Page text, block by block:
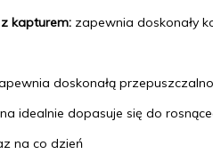
kapturem: zapewnia doskonały
doskonałą
idealnie dopasuje się do
na co dzień